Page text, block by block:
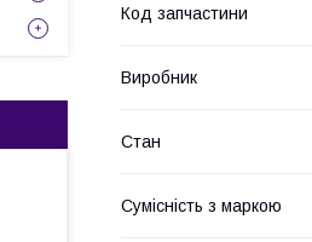
Код запчастини
Виробник
Стан
Сумісність з маркою